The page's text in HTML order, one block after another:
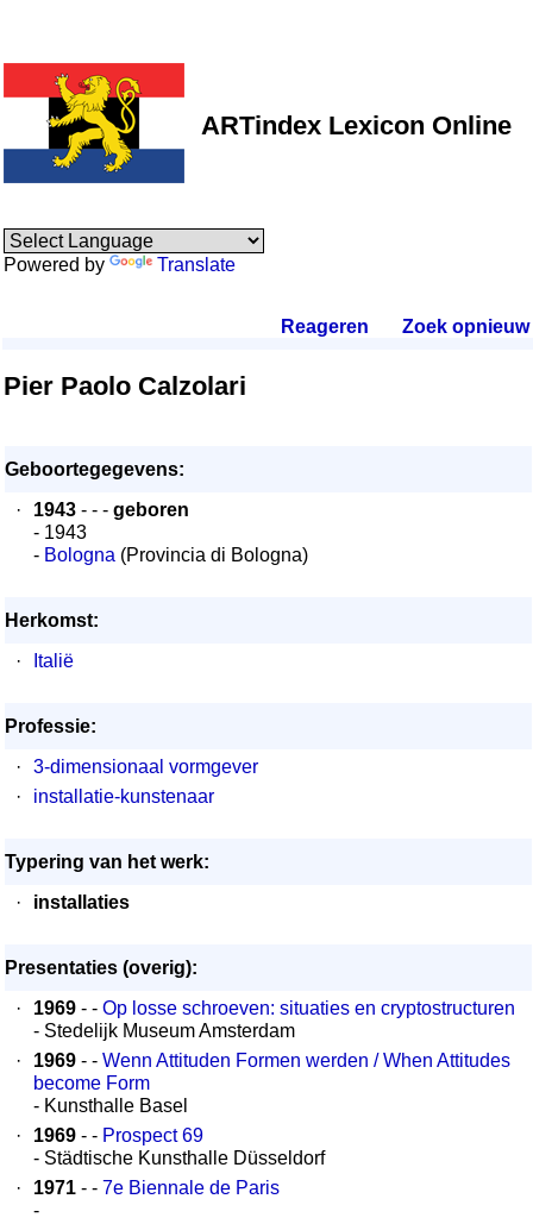
ARTindex Lexicon Online
Powered by Translate
Reageren Zoek opnieuw.
Pier Paolo Calzolari
Geboortegegevens:
·
1943 - - - geboren
- 1943
- Bologna (Provincia di Bologna)
Herkomst:
·
Italië
Professie:
·
3-dimensionaal vormgever
·
installatie-kunstenaar
Typering van het werk:
·
installaties
Presentaties (overig):
·
1969 - - Op losse schroeven: situaties en cryptostructuren
- Stedelijk Museum Amsterdam
·
1969 - - Wenn Attituden Formen werden / When Attitudes
become Form
- Kunsthalle Basel
·
1969 - - Prospect 69
- Städtische Kunsthalle Düsseldorf
·
1971 - - 7e Biennale de Paris
-